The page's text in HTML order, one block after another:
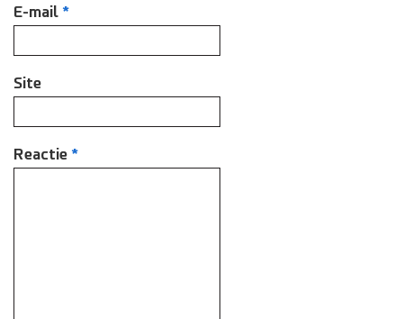
E-mail *
Site
Reactie *